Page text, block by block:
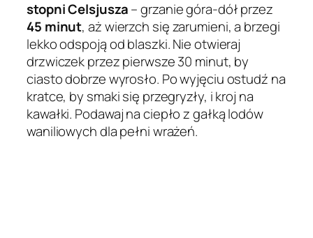
stopni Celsjusza– grzanie góra-dół przez
45 minut, aż wierzch się zarumieni, a brzegi
lekko odspoją od blaszki. Nie otwieraj
drzwiczek przez pierwsze 30 minut, by
ciasto dobrze wyrosło. Po wyjęciu ostudź na
kratce, by smaki się przegryzły, i kroj na
kawałki. Podawaj na ciepło z gałką lodów
waniliowych dla pełni wrażeń.